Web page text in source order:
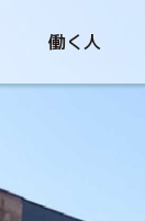
働く人